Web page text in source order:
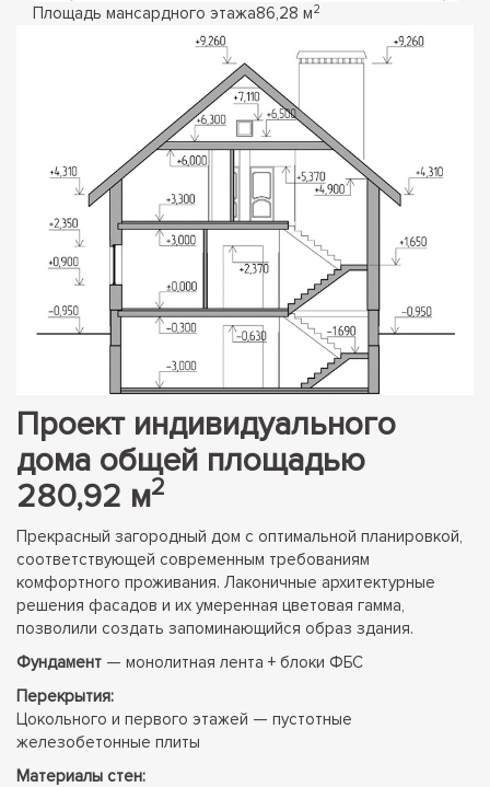
Площадь мансардного этажа86,28 м2
Проект индивидуального
дома общей площадью
280,92 м2
Прекрасный загородный дом с оптимальной планировкой,
соответствующей современным требованиям
комфортного проживания. Лаконичные архитектурные
решения фасадов и их умеренная цветовая гамма,
позволили создать запоминающийся образ здания.
Фундамент — монолитная лента + блоки ФБС
Перекрытия:
Цокольного и первого этажей — пустотные
железобетонные плиты
Материалы стен: